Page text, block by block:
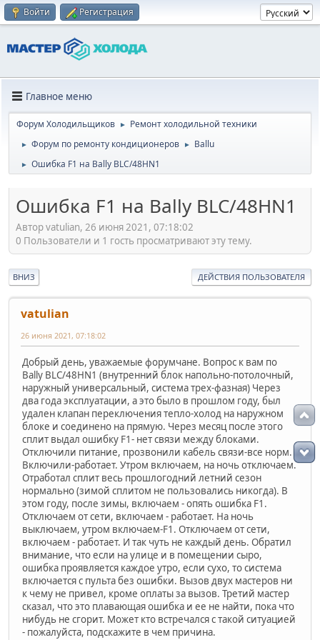
Войти Регистрация
Главное меню
Форум Холодильщиков ► Ремонт холодильной техники
► Форум по ремонту кондиционеров ► Ballu
► Ошибка F1 на Bally BLC/48HN1
Ошибка F1 на Bally BLC/48HN1
Автор vatulian, 26 июня 2021, 07:18:02
0 Пользователи и 1 гость просматривают эту тему.
ВНИЗ ДЕЙСТВИЯ ПОЛЬЗОВАТЕЛЯ
vatulian
26 июня 2021, 07:18:02
Добрый день, уважаемые форумчане. Вопрос к вам по
Bally BLC/48HN1 (внутренний блок напольно-потолочный,
наружный универсальный, система трех-фазная) Через
два года эксплуатации, а это было в прошлом году, был
удален клапан переключения тепло-холод на наружном
блоке и соединено на прямую. Через месяц после этого
сплит выдал ошибку F1- нет связи между блоками.
Отключили питание, прозвонили кабель связи-все норм.
Включили-работает. Утром включаем, на ночь отключаем.
Отработал сплит весь прошлогодний летний сезон
нормально (зимой сплитом не пользовались никогда). В
этом году, после зимы, включаем - опять ошибка F1.
Отключаем от сети, включаем - работает. На ночь
выключаем, утром включаем-F1. Отключаем от сети,
включаем - работает. И так чуть не каждый день. Обратил
внимание, что если на улице и в помещении сыро,
ошибка проявляется каждое утро, если сухо, то система
включается с пульта без ошибки. Вызов двух мастеров ни
к чему не привел, кроме оплаты за вызов. Третий мастер
сказал, что это плавающая ошибка и ее не найти, пока что
нибудь не сгорит. Может кто встречался с такой ситуацией
- пожалуйста, подскажите в чем причина.